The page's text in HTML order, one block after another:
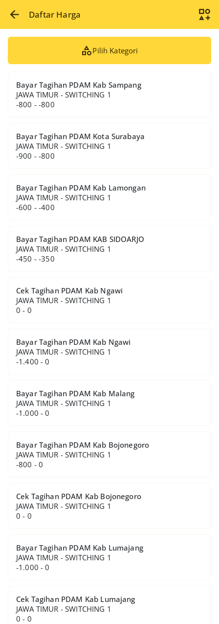
Daftar Harga
Pilih Kategori
Bayar Tagihan PDAM Kab Sampang
JAWA TIMUR - SWITCHING 1
-800 - -800
Bayar Tagihan PDAM Kota Surabaya
JAWA TIMUR - SWITCHING 1
-900 - -800
Bayar Tagihan PDAM Kab Lamongan
JAWA TIMUR - SWITCHING 1
-600 - -400
Bayar Tagihan PDAM KAB SIDOARJO
JAWA TIMUR - SWITCHING 1
-450 - -350
Cek Tagihan PDAM Kab Ngawi
JAWA TIMUR - SWITCHING 1
0 - 0
Bayar Tagihan PDAM Kab Ngawi
JAWA TIMUR - SWITCHING 1
-1.400 - 0
Bayar Tagihan PDAM Kab Malang
JAWA TIMUR - SWITCHING 1
-1.000 - 0
Bayar Tagihan PDAM Kab Bojonegoro
JAWA TIMUR - SWITCHING 1
-800 - 0
Cek Tagihan PDAM Kab Bojonegoro
JAWA TIMUR - SWITCHING 1
0 - 0
Bayar Tagihan PDAM Kab Lumajang
JAWA TIMUR - SWITCHING 1
-1.000 - 0
Cek Tagihan PDAM Kab Lumajang
JAWA TIMUR - SWITCHING 1
0 - 0